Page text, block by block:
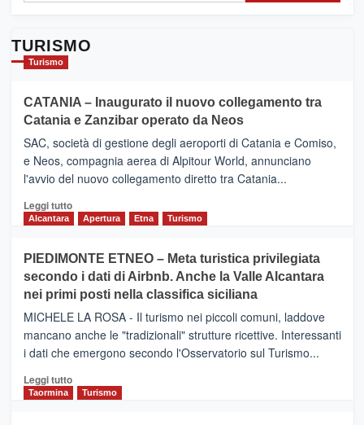
TURISMO
Turismo
CATANIA – Inaugurato il nuovo collegamento tra
Catania e Zanzibar operato da Neos
SAC, società di gestione degli aeroporti di Catania e Comiso,
e Neos, compagnia aerea di Alpitour World, annunciano
l'avvio del nuovo collegamento diretto tra Catania...
Leggi tuttoLeggi
CATANIA
–
Inaugurato
il
nuovo
collegamento
tra
e
Zanzibar
Alcantara Apertura Etna Turismo
PIEDIMONTE ETNEO – Meta turistica privilegiata
secondo i dati di Airbnb. Anche la Valle Alcantara
nei primi posti nella classifica siciliana
MICHELE LA ROSA - Il turismo nei piccoli comuni, laddove
mancano anche le "tradizionali" strutture ricettive. Interessanti
i dati che emergono secondo l'Osservatorio sul Turismo...
Leggi tuttoLeggi
Taormina Turismo